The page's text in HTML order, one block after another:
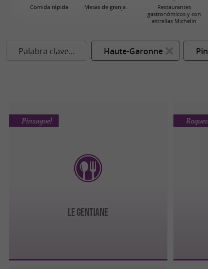
Comida rápida Mesas de granja
Restaurantes
gastronómicos y con
estrellas Michelin
Palabra clave... Haute-Garonne
LE GENTIANE
Pinsaguel Roques